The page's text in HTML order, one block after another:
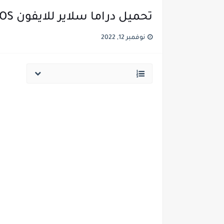
تحميل دراما سلاير للايفون drama slayer iOS للايفون 2023
نوفمبر 12, 2022